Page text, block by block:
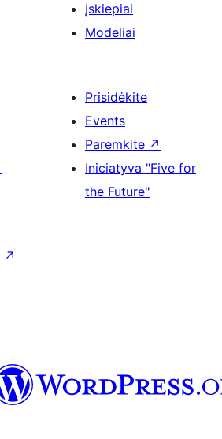
Įskiepiai
Modeliai
Prisidėkite
Events
Paremkite ↗
Iniciatyva "Five for
the Future"
↗